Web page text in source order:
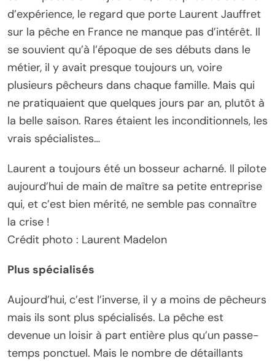
d’expérience, le regard que porte Laurent Jauffret
sur la pêche en France ne manque pas d’intérêt. Il
se souvient qu’à l’époque de ses débuts dans le
métier, il y avait presque toujours un, voire
plusieurs pêcheurs dans chaque famille. Mais qui
ne pratiquaient que quelques jours par an, plutôt à
la belle saison. Rares étaient les inconditionnels, les
vrais spécialistes…
Laurent a toujours été un bosseur acharné. Il pilote
aujourd’hui de main de maître sa petite entreprise
qui, et c’est bien mérité, ne semble pas connaître
la crise !
Crédit photo : Laurent Madelon
Plus spécialisés
Aujourd’hui, c’est l’inverse, il y a moins de pêcheurs
mais ils sont plus spécialisés. La pêche est
devenue un loisir à part entière plus qu’un passe-
temps ponctuel. Mais le nombre de détaillants